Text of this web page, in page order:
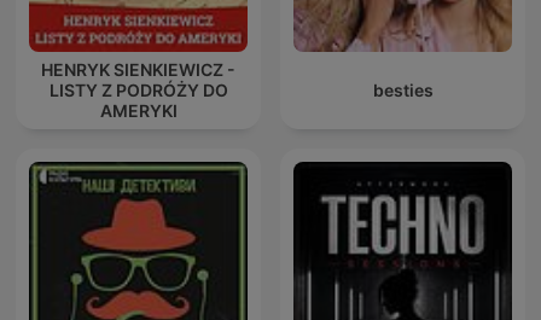
HENRYK SIENKIEWICZ -
LISTY Z PODRÓŻY DO
AMERYKI
besties